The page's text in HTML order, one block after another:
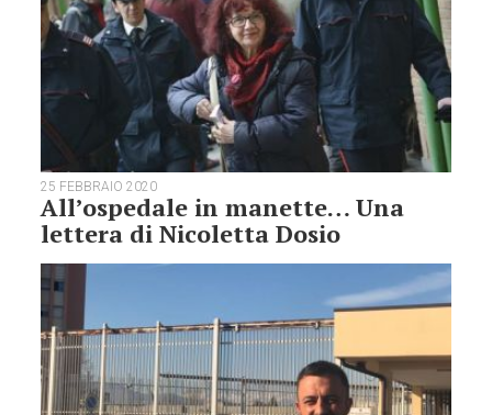
25 FEBBRAIO 2020
All’ospedale in manette… Una
lettera di Nicoletta Dosio